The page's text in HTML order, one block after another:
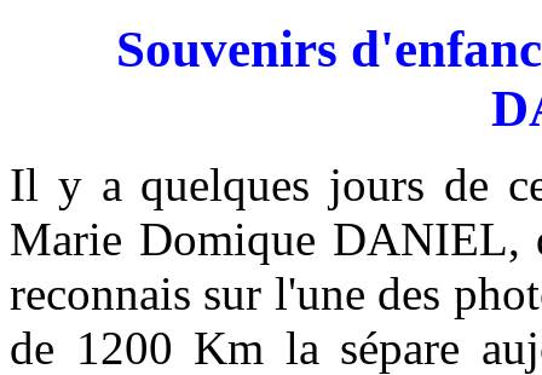
Souvenirs
Il y a quelques jours de
Marie Domique DANIEL,
reconnais sur l'une des
de 1200 Km la sépare